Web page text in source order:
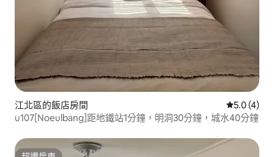
江北區的飯店房間 從 4 則評
5.0 (4)
u107[Noeulbang]距地鐵站1分鐘，明洞30分鐘，城水40分鐘